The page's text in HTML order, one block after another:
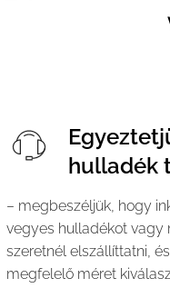
hulladék
– megbeszéljük, hogy
vegyes hulladékot vagy
szeretnél elszállíttatni,
megfelelő méret